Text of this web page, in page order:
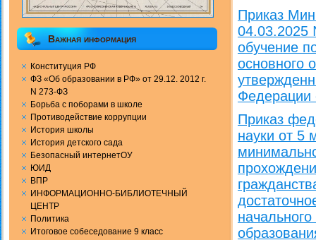
Важная информация
Конституция РФ
ФЗ «Об образовании в РФ» от 29.12. 2012 г.
N 273-ФЗ
Борьба с поборами в школе
Противодействие коррупции
История школы
История детского сада
Безопасный интернетОУ
ЮИД
ВПР
ИНФОРМАЦИОННО-БИБЛИОТЕЧНЫЙ
ЦЕНТР
Политика
Итоговое собеседование 9 класс
Приказ
04.03.2025
обучение
основного
Федерации
Приказ
науки от 5